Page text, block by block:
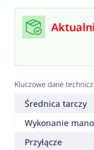
Kluczowe dane
Średnica tarczy
Wykonanie
Przyłącze